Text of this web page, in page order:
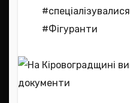
#спеціалізувалися
#Фігуранти